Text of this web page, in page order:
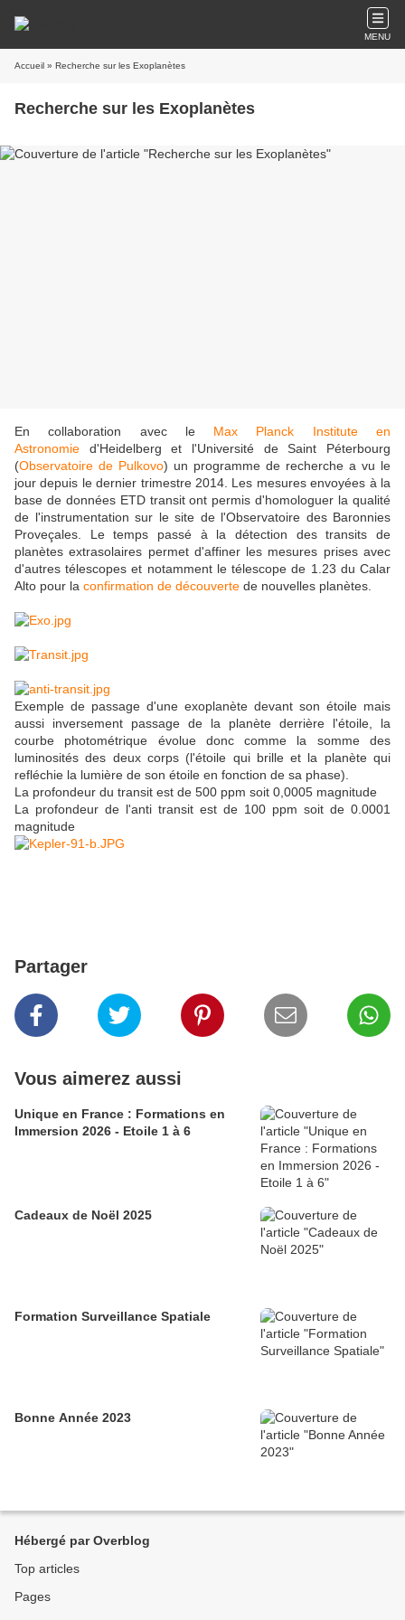
MENU
Accueil » Recherche sur les Exoplanètes
Recherche sur les Exoplanètes
En collaboration avec le Max Planck Institute en
Astronomie d'Heidelberg et l'Université de Saint Péterbourg
(Observatoire de Pulkovo) un programme de recherche a vu le
jour depuis le dernier trimestre 2014. Les mesures envoyées à la
base de données ETD transit ont permis d'homologuer la qualité
de l'instrumentation sur le site de l'Observatoire des Baronnies
Proveçales. Le temps passé à la détection des transits de
planètes extrasolaires permet d'affiner les mesures prises avec
d'autres télescopes et notamment le télescope de 1.23 du Calar
Alto pour la confirmation de découverte de nouvelles planètes.
Exemple de passage d'une exoplanète devant son étoile mais
aussi inversement passage de la planète derrière l'étoile, la
courbe photométrique évolue donc comme la somme des
luminosités des deux corps (l'étoile qui brille et la planète qui
refléchie la lumière de son étoile en fonction de sa phase).
La profondeur du transit est de 500 ppm soit 0,0005 magnitude
La profondeur de l'anti transit est de 100 ppm soit de 0.0001
magnitude
Partager
Vous aimerez aussi
Unique en France : Formations en
Immersion 2026 - Etoile 1 à 6
Cadeaux de Noël 2025
Formation Surveillance Spatiale
Bonne Année 2023
Hébergé par Overblog
Top articles
Pages